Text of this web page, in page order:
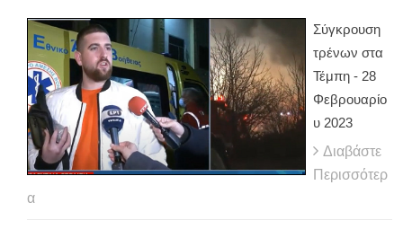
Σύγκρουση
τρένων στα
Τέμπη - 28
Φεβρουαρίο
υ 2023
Διαβάστε
Περισσότερ
α